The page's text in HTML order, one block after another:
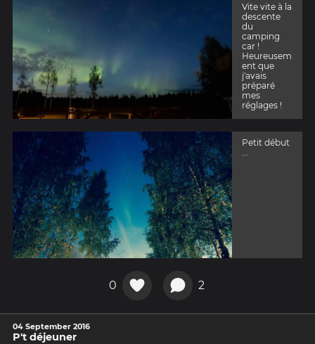
Vite vite à la
descente
du
camping
car !
Heureusem
ent que
j'avais
préparé
mes
réglages !
Petit début
...
0 2
04 September 2016
P't déjeuner